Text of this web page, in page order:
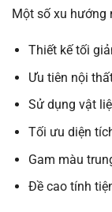
Một số xu hướng
Thiết kế tối
Ưu tiên nội
Sử dụng vật
Tối ưu diện
Gam màu
Đề cao tính